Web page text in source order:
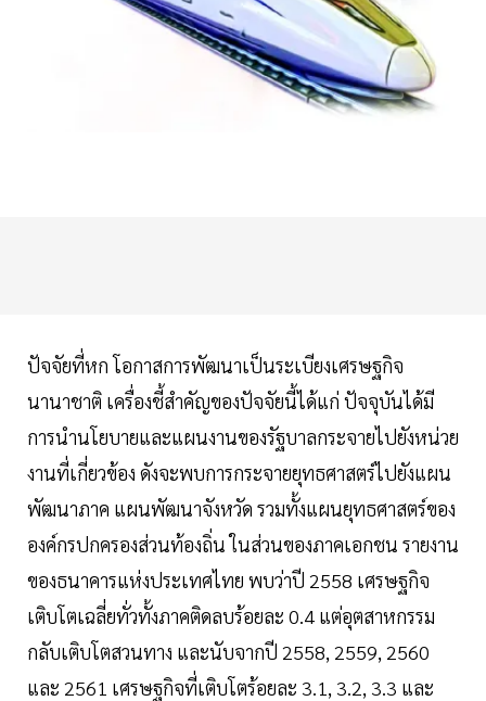
ปัจจัยที่หก โอกาสการพัฒนาเป็นระเบียงเศรษฐกิจ
นานาชาติ เครื่องชี้สำคัญของปัจจัยนี้ได้แก่ ปัจจุบันได้มี
การนำนโยบายและแผนงานของรัฐบาลกระจายไปยังหน่วย
งานที่เกี่ยวข้อง ดังจะพบการกระจายยุทธศาสตร์ไปยังแผน
พัฒนาภาค แผนพัฒนาจังหวัด รวมทั้งแผนยุทธศาสตร์ของ
องค์กรปกครองส่วนท้องถิ่น ในส่วนของภาคเอกชน รายงาน
ของธนาคารแห่งประเทศไทย พบว่าปี 2558 เศรษฐกิจ
เติบโตเฉลี่ยทั่วทั้งภาคติดลบร้อยละ 0.4 แต่อุตสาหกรรม
กลับเติบโตสวนทาง และนับจากปี 2558, 2559, 2560
และ 2561 เศรษฐกิจที่เติบโตร้อยละ 3.1, 3.2, 3.3 และ